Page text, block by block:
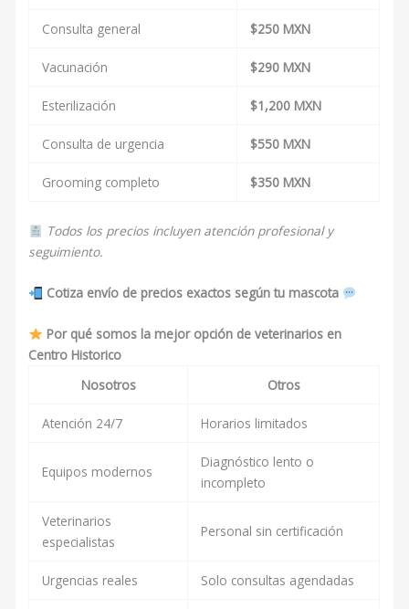
Consulta general $250 MXN
Vacunación $290 MXN
Esterilización $1,200 MXN
Consulta de urgencia $550 MXN
Grooming completo $350 MXN
Todos los precios incluyen atención profesional y
seguimiento.
Cotiza envío de precios exactos según tu mascota
Por qué somos la mejor opción de veterinarios en
Centro Historico
Nosotros
Otros
Atención 24/7 Horarios limitados
Equipos modernos
Diagnóstico lento o
incompleto
Veterinarios
especialistas
Personal sin certificación
Urgencias reales Solo consultas agendadas